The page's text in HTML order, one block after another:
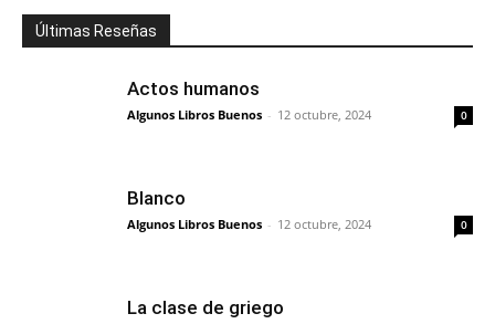
Últimas Reseñas
Actos humanos
Algunos Libros Buenos - 12 octubre, 2024 0
Blanco
Algunos Libros Buenos - 12 octubre, 2024 0
La clase de griego